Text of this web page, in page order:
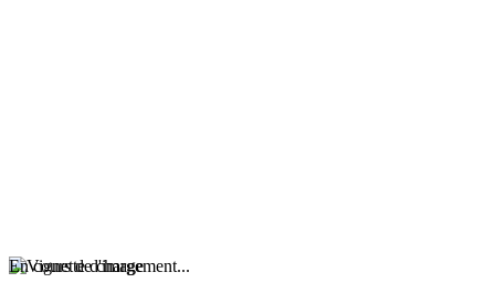
En cours de chargement...